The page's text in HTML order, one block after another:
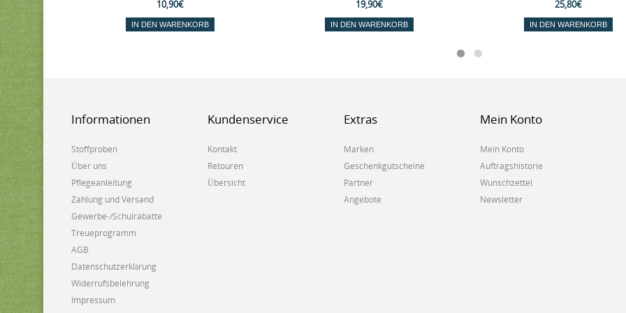
10,90€
IN DEN WARENKORB
19,90€
IN DEN WARENKORB
25,80€
IN DEN WARENKORB
Informationen
Stoffproben
Über uns
Pflegeanleitung
Zahlung und Versand
Gewerbe-/Schulrabatte
Treueprogramm
AGB
Datenschutzerklärung
Widerrufsbelehrung
Impressum
Kundenservice
Kontakt
Retouren
Übersicht
Extras
Marken
Geschenkgutscheine
Partner
Angebote
Mein Konto
Mein Konto
Auftragshistorie
Wunschzettel
Newsletter